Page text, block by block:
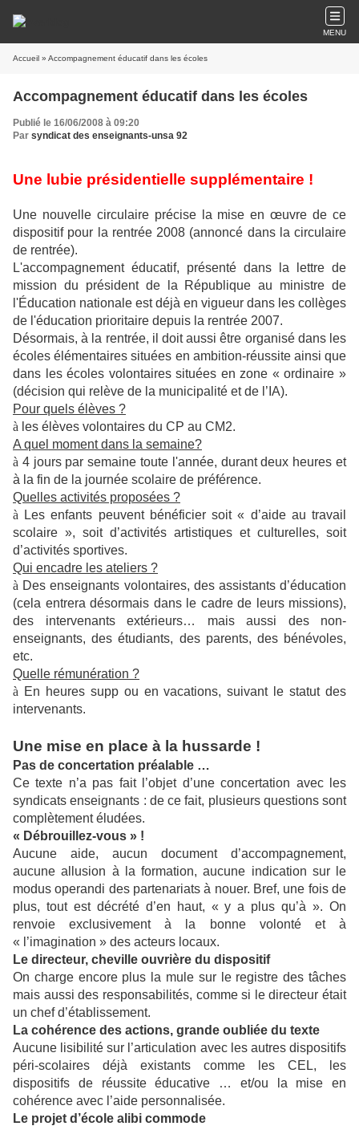
MENU
Accueil » Accompagnement éducatif dans les écoles
Accompagnement éducatif dans les écoles
Publié le 16/06/2008 à 09:20
Par syndicat des enseignants-unsa 92
Une lubie présidentielle supplémentaire !
Une nouvelle circulaire précise la mise en œuvre de ce
dispositif pour la rentrée 2008 (annoncé dans la circulaire
de rentrée).
L'accompagnement éducatif, présenté dans la lettre de
mission du président de la République au ministre de
l'Éducation nationale est déjà en vigueur dans les collèges
de l'éducation prioritaire depuis la rentrée 2007.
Désormais, à la rentrée, il doit aussi être organisé dans les
écoles élémentaires situées en ambition-réussite ainsi que
dans les écoles volontaires situées en zone « ordinaire »
(décision qui relève de la municipalité et de l’IA).
Pour quels élèves ?
à les élèves volontaires du CP au CM2.
A quel moment dans la semaine?
à 4 jours par semaine toute l'année, durant deux heures et
à la fin de la journée scolaire de préférence.
Quelles activités proposées ?
à
Les enfants peuvent bénéficier soit « d’aide au travail
scolaire », soit d’activités artistiques et culturelles, soit
d’activités sportives.
Qui encadre les ateliers ?
à Des enseignants volontaires, des assistants d’éducation
(cela entrera désormais dans le cadre de leurs missions),
des intervenants extérieurs… mais aussi des non-
enseignants, des étudiants, des parents, des bénévoles,
etc.
Quelle rémunération ?
à En heures supp ou en vacations, suivant le statut des
intervenants.
Une mise en place à la hussarde !
Pas de concertation préalable …
Ce texte n’a pas fait l’objet d’une concertation avec les
syndicats enseignants : de ce fait, plusieurs questions sont
complètement éludées.
« Débrouillez-vous » !
Aucune aide, aucun document d’accompagnement,
aucune allusion à la formation, aucune indication sur le
modus operandi des partenariats à nouer. Bref, une fois de
plus, tout est décrété d’en haut, « y a plus qu’à ». On
renvoie exclusivement à la bonne volonté et à
« l’imagination » des acteurs locaux.
Le directeur, cheville ouvrière du dispositif
On charge encore plus la mule sur le registre des tâches
mais aussi des responsabilités, comme si le directeur était
un chef d’établissement.
La cohérence des actions, grande oubliée du texte
Aucune lisibilité sur l’articulation avec les autres dispositifs
péri-scolaires déjà existants comme les CEL, les
dispositifs de réussite éducative … et/ou la mise en
cohérence avec l’aide personnalisée.
Le projet d’école alibi commode